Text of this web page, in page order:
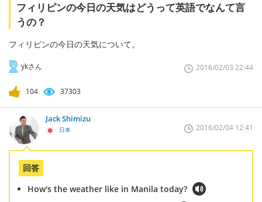
フィリピンの今日の天気はどうって英語でなんて言
うの？
フィリピンの今日の天気について。
ykさん 2016/02/03 22:44
104 37303
Jack Shimizu
日本 2016/02/04 12:41
回答
How's the weather like in Manila today?